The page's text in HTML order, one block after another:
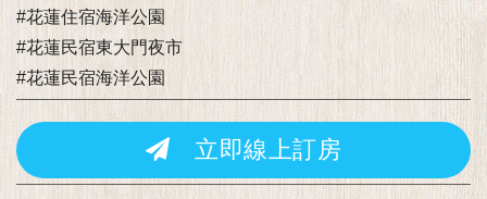
#花蓮住宿海洋公園
#花蓮民宿東大門夜市
#花蓮民宿海洋公園
立即線上訂房